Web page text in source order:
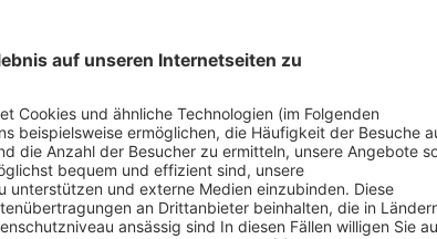
auf unser Klima, sondern auch ihre Lagerung und
nach dem Einsatz von Kältemitteln sowie nach
wesentlich zum Klimaschutz beitragen kann.
eine zügige und verbindliche Abkehr von allen, das
zur Verfügung stehen.
gefordert, einen vollständigen Ausstieg aus der
die Ergebnisse zusammen. „Die Ergebnisse machen
umsteigen. Von einem flächendeckenden Einsatz
Von den 33 befragten Vertretern hatten
Discounter Penny und Netto Marken-Discount.